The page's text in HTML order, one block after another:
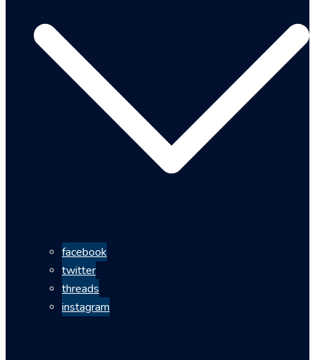
facebook
twitter
threads
instagram